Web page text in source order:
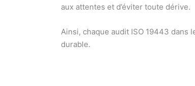
aux attentes et d’éviter toute dérive.
Ainsi, chaque audit ISO 19443 dans
durable.